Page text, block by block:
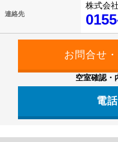
連絡先
株式会
空室確認・
電